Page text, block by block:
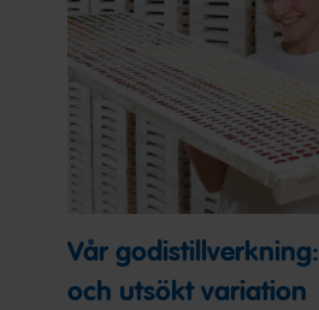
Vår
och utsökt variation